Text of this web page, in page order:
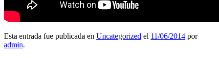
Esta entrada fue publicada en Uncategorized el 11/06/2014 por
admin.